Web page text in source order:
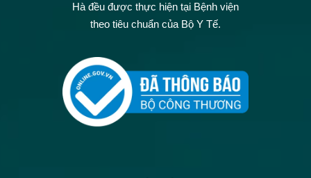
Hà đều được thực hiện tại Bệnh viện
theo tiêu chuẩn của Bộ Y Tế.